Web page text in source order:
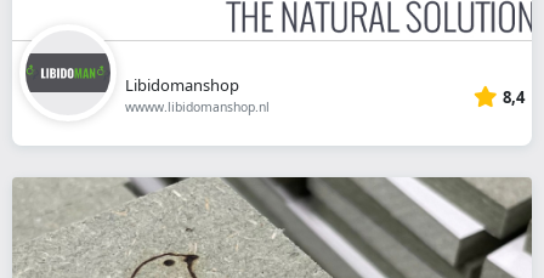
Libidomanshop
wwww.libidomanshop.nl 8,4